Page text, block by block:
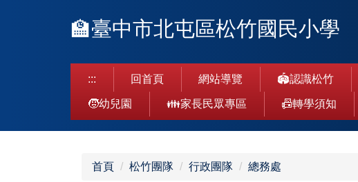
🏫臺中市北屯區松竹國民小學
::: 回首頁 網站導覽 🏟️認識松竹
🧒幼兒園 👪家長民眾專區 📠轉學須知
首頁 松竹團隊 行政團隊 總務處